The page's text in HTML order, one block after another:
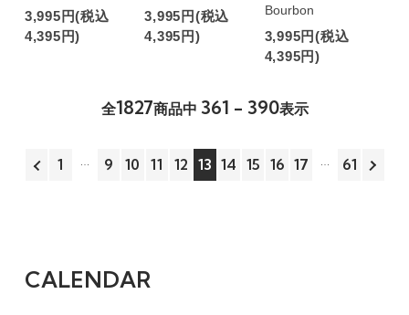
3,995円(税込
4,395円)
3,995円(税込
4,395円)
Bourbon
3,995円(税込
4,395円)
全1827商品中 361 - 390表示
1 9 10 11 12 13 14 15 16 17 61
CALENDAR